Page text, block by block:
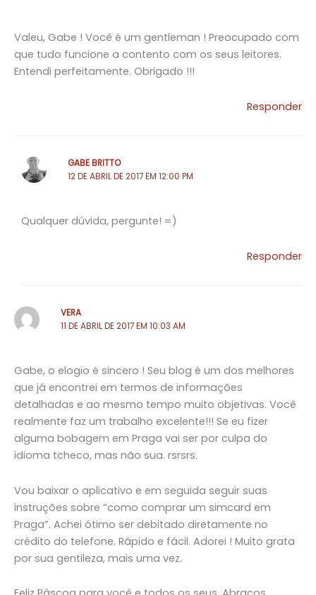
Valeu, Gabe ! Você é um gentleman ! Preocupado com
que tudo funcione a contento com os seus leitores.
Entendi perfeitamente. Obrigado !!!
Responder
GABE BRITTO
12 DE ABRIL DE 2017 EM 12:00 PM
Qualquer dúvida, pergunte! =)
Responder
VERA
11 DE ABRIL DE 2017 EM 10:03 AM
Gabe, o elogio é sincero ! Seu blog é um dos melhores
que já encontrei em termos de informações
detalhadas e ao mesmo tempo muito objetivas. Você
realmente faz um trabalho excelente!!! Se eu fizer
alguma bobagem em Praga vai ser por culpa do
idioma tcheco, mas não sua. rsrsrs.
Vou baixar o aplicativo e em seguida seguir suas
instruções sobre “como comprar um simcard em
Praga”. Achei ótimo ser debitado diretamente no
crédito do telefone. Rápido e fácil. Adorei ! Muito grata
por sua gentileza, mais uma vez.